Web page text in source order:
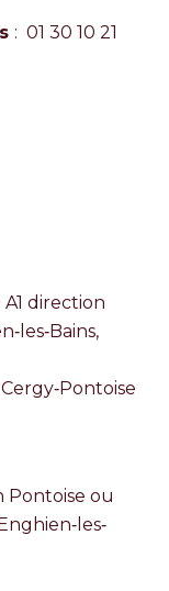
: 01 30 10 21
A1 direction
Pontoise ou